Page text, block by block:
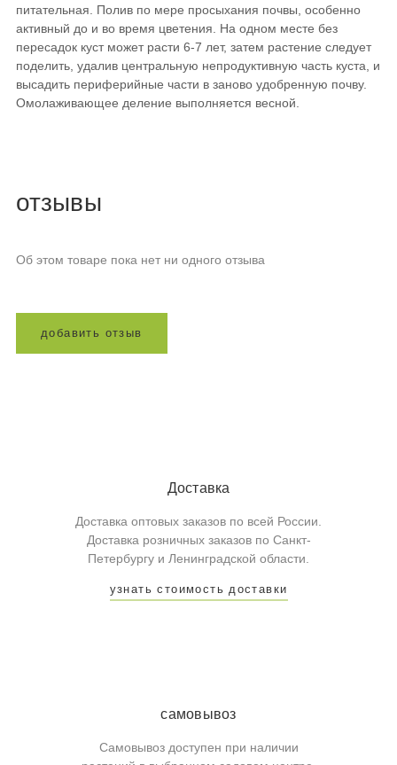
питательная. Полив по мере просыхания почвы, особенно
активный до и во время цветения. На одном месте без
пересадок куст может расти 6-7 лет, затем растение следует
поделить, удалив центральную непродуктивную часть куста, и
высадить периферийные части в заново удобренную почву.
Омолаживающее деление выполняется весной.
отзывы
Об этом товаре пока нет ни одного отзыва
доба вит ь отз ыв
Доставка
Доставка оптовых заказов по всей России.
Доставка розничных заказов по Санкт-
Петербургу и Ленинградской области.
узнать стоимость доставки
самовывоз
Самовывоз доступен при наличии